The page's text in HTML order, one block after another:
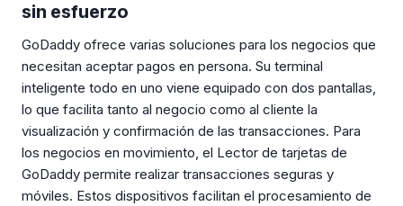
sin esfuerzo
GoDaddy ofrece varias soluciones para los negocios que
necesitan aceptar pagos en persona. Su terminal
inteligente todo en uno viene equipado con dos pantallas,
lo que facilita tanto al negocio como al cliente la
visualización y confirmación de las transacciones. Para
los negocios en movimiento, el Lector de tarjetas de
GoDaddy permite realizar transacciones seguras y
móviles. Estos dispositivos facilitan el procesamiento de